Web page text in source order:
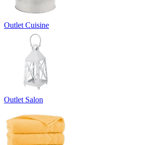
Outlet Cuisine
Outlet Salon